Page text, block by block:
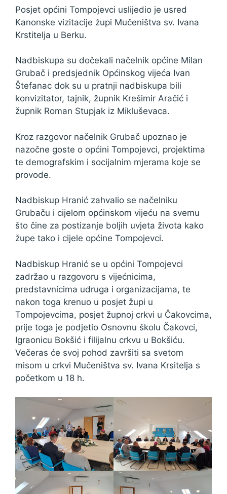
Posjet općini Tompojevci uslijedio je usred
Kanonske vizitacije župi Mučeništva sv. Ivana
Krstitelja u Berku.
Nadbiskupa su dočekali načelnik općine Milan
Grubač i predsjednik Općinskog vijeća Ivan
Štefanac dok su u pratnji nadbiskupa bili
konvizitator, tajnik, župnik Krešimir Aračić i
župnik Roman Stupjak iz Mikluševaca.
Kroz razgovor načelnik Grubač upoznao je
nazočne goste o općini Tompojevci, projektima
te demografskim i socijalnim mjerama koje se
provode.
Nadbiskup Hranić zahvalio se načelniku
Grubaču i cijelom općinskom vijeću na svemu
što čine za postizanje boljih uvjeta života kako
župe tako i cijele općine Tompojevci.
Nadbiskup Hranić se u općini Tompojevci
zadržao u razgovoru s vijećnicima,
predstavnicima udruga i organizacijama, te
nakon toga krenuo u posjet župi u
Tompojevcima, posjet župnoj crkvi u Čakovcima,
prije toga je podjetio Osnovnu školu Čakovci,
Igraonicu Bokšić i filijalnu crkvu u Bokšiću.
Večeras će svoj pohod završiti sa svetom
misom u crkvi Mučeništva sv. Ivana Krsitelja s
početkom u 18 h.